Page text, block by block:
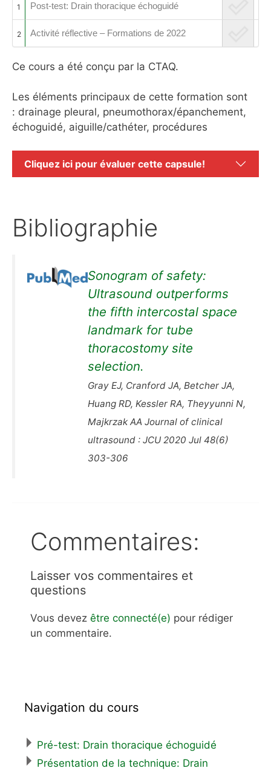
1 Post-test: Drain thoracique échoguidé
2 Activité réflective – Formations de 2022
Ce cours a été conçu par la CTAQ.
Les éléments principaux de cette formation sont
: drainage pleural, pneumothorax/épanchement,
échoguidé, aiguille/cathéter, procédures
Cliquez ici pour évaluer cette capsule!
Bibliographie
Sonogram of safety:
Ultrasound outperforms
the fifth intercostal space
landmark for tube
thoracostomy site
selection.
Gray EJ, Cranford JA, Betcher JA,
Huang RD, Kessler RA, Theyyunni N,
Majkrzak AA Journal of clinical
ultrasound : JCU 2020 Jul 48(6)
303-306
Commentaires:
Laisser vos commentaires et
questions
Vous devez être connecté(e) pour rédiger
un commentaire.
Navigation du cours
Pré-test: Drain thoracique échoguidé
Présentation de la technique: Drain